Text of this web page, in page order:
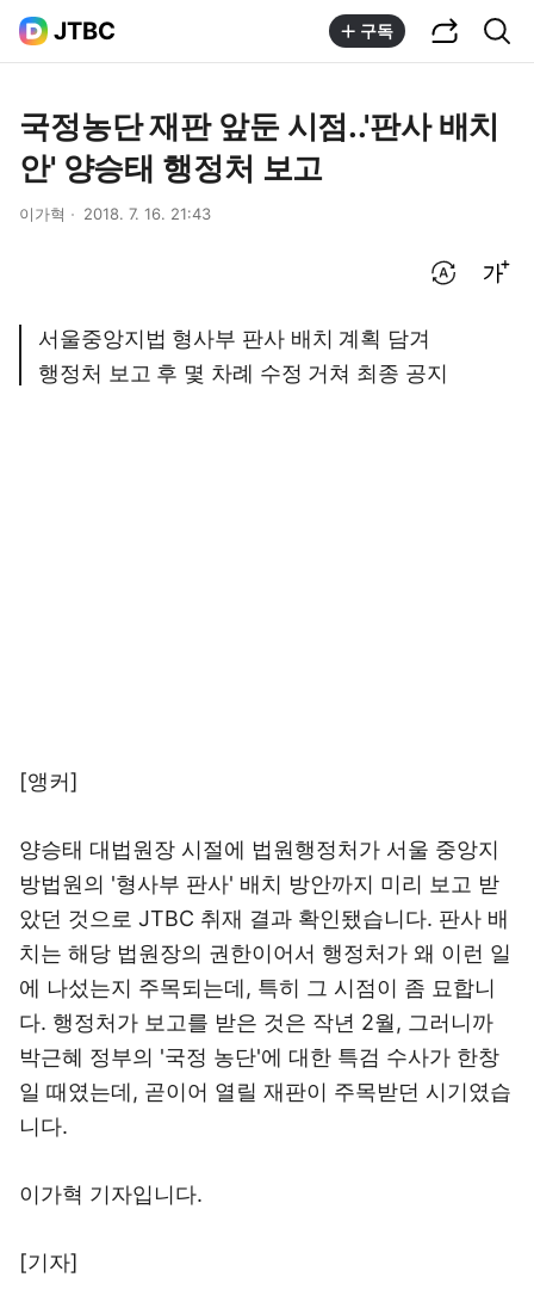
JTBC 구독
국정농단 재판 앞둔 시점..'판사 배치
안' 양승태 행정처 보고
이가혁 2018. 7. 16. 21:43
서울중앙지법 형사부 판사 배치 계획 담겨
행정처 보고 후 몇 차례 수정 거쳐 최종 공지
[앵커]
양승태 대법원장 시절에 법원행정처가 서울 중앙지
방법원의 '형사부 판사' 배치 방안까지 미리 보고 받
았던 것으로 JTBC 취재 결과 확인됐습니다. 판사 배
치는 해당 법원장의 권한이어서 행정처가 왜 이런 일
에 나섰는지 주목되는데, 특히 그 시점이 좀 묘합니
다. 행정처가 보고를 받은 것은 작년 2월, 그러니까
박근혜 정부의 '국정 농단'에 대한 특검 수사가 한창
일 때였는데, 곧이어 열릴 재판이 주목받던 시기였습
니다.
이가혁 기자입니다.
[기자]